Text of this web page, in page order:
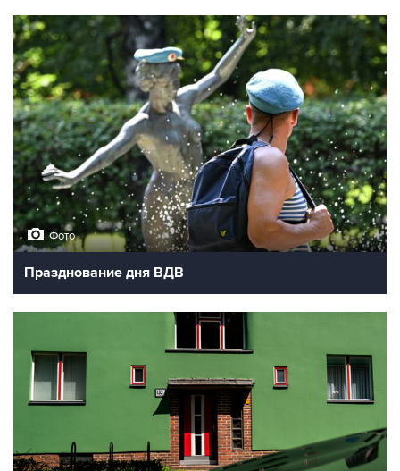
Фото
Празднование дня ВДВ